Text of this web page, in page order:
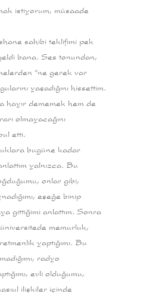
istiyorum, müsaade
teklifimi pek
bana. Ses tonundan,
“ne gerek var
yaşadığını hissettim.
hayır dememek hem de
olmayacağını
etti.
bugüne kadar
yalnızca. Bu
onlar gibi,
eşeğe binip
gittiğimi anlattım. Sonra
üniversitede memurluk,
yaptığımı. Bu
radyo
evli olduğumu,
ilişkiler içinde